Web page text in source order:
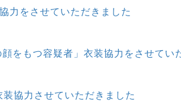
力をさせていただきました
をもつ容疑者」衣装協力をさせてい
協力させていただきました